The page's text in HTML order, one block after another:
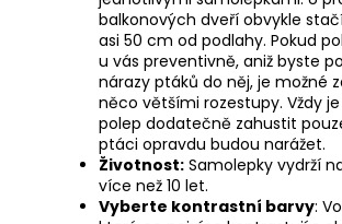
balkonových dveří obvykle
asi 50 cm od podlahy. Pokud
u vás preventivně, aniž byste
nárazy ptáků do něj, je možné
něco většími rozestupy. Vždy
polep dodatečně zahustit
ptáci opravdu budou narážet.
Životnost: Samolepky vydrží
více než 10 let.
Vyberte kontrastní barvy: